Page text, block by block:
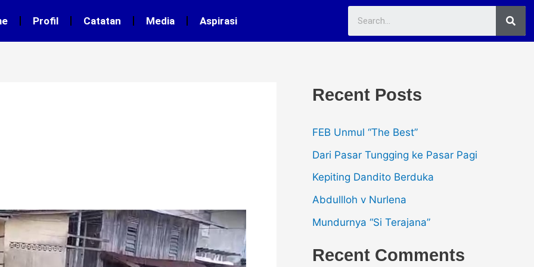
Profil Catatan Media Aspirasi
Recent Posts
FEB Unmul “The Best”
Dari Pasar Tungging ke Pasar Pagi
Kepiting Dandito Berduka
Abdullloh v Nurlena
Mundurnya “Si Terajana”
Recent Comments